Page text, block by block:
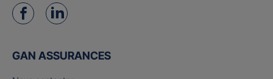
GAN ASSURANCES